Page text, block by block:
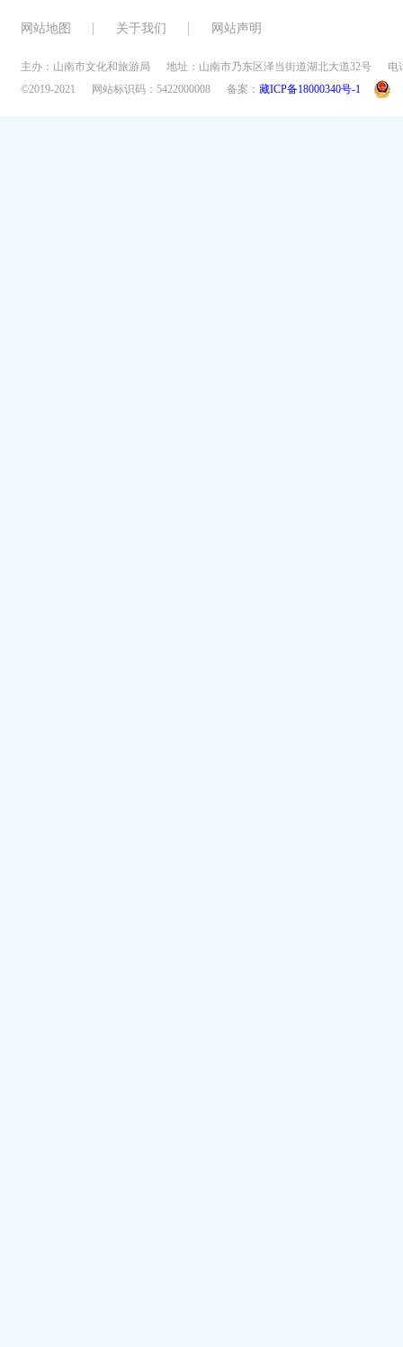
网站地图 关于我们 网站声明
主办：山南市文化和旅游局 地址：山南市乃东区泽当街道湖北大道32号
电
©2019-2021
网站标识码：5422000008 备案： 藏ICP备18000340号-1